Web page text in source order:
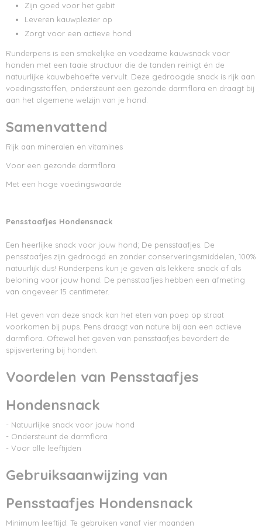
Zijn goed voor het gebit
Leveren kauwplezier op
Zorgt voor een actieve hond
Runderpens is een smakelijke en voedzame kauwsnack voor
honden met een taaie structuur die de tanden reinigt én de
natuurlijke kauwbehoefte vervult. Deze gedroogde snack is rijk aan
voedingsstoffen, ondersteunt een gezonde darmflora en draagt bij
aan het algemene welzijn van je hond.
Samenvattend
Rijk aan mineralen en vitamines
Voor een gezonde darmflora
Met een hoge voedingswaarde
Pensstaafjes Hondensnack
Een heerlijke snack voor jouw hond; De pensstaafjes. De
pensstaafjes zijn gedroogd en zonder conserveringsmiddelen, 100%
natuurlijk dus! Runderpens kun je geven als lekkere snack of als
beloning voor jouw hond. De pensstaafjes hebben een afmeting
van ongeveer 15 centimeter.
Het geven van deze snack kan het eten van poep op straat
voorkomen bij pups. Pens draagt van nature bij aan een actieve
darmflora. Oftewel het geven van pensstaafjes bevordert de
spijsvertering bij honden.
Voordelen van Pensstaafjes
Hondensnack
- Natuurlijke snack voor jouw hond
- Ondersteunt de darmflora
- Voor alle leeftijden
Gebruiksaanwijzing van
Pensstaafjes Hondensnack
Minimum leeftijd: Te gebruiken vanaf vier maanden